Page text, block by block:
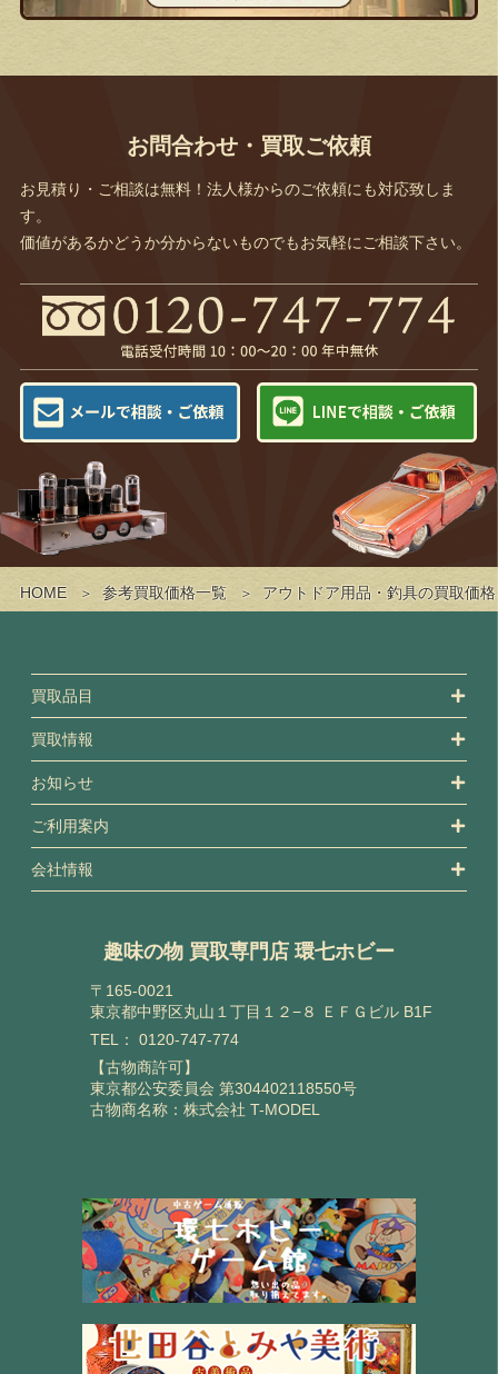
HOME 参考買取価格一覧 アウトドア用品・釣具の買取価格
お問合わせ・買取ご依頼
お見積り・ご相談は無料！法人様からのご依頼にも対応致しま
す。
価値があるかどうか分からないものでもお気軽にご相談下さい。
買取品目
買取情報
お知らせ
ご利用案内
会社情報
趣味の物 買取専門店 環七ホビー
〒165-0021
東京都中野区丸山１丁目１２−８ ＥＦＧビル B1F
TEL： 0120-747-774
【古物商許可】
東京都公安委員会 第304402118550号
古物商名称：株式会社 T-MODEL